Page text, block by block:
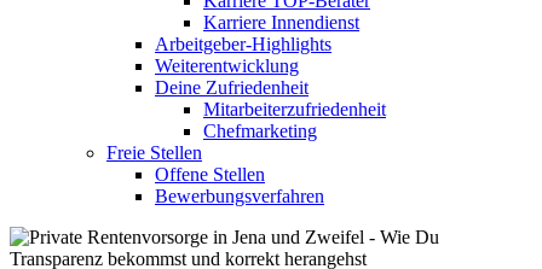
Karriere Innendienst
Arbeitgeber-Highlights
Weiterentwicklung
Deine Zufriedenheit
Mitarbeiterzufriedenheit
Chefmarketing
Freie Stellen
Offene Stellen
Bewerbungsverfahren